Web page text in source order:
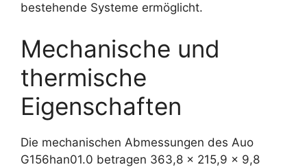
bestehende Systeme ermöglicht.
Mechanische und
thermische
Eigenschaften
Die mechanischen Abmessungen des Auo
G156han01.0 betragen 363,8 x 215,9 x 9,8